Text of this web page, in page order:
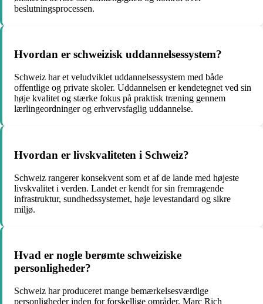
beslutningsprocessen.
Hvordan er schweizisk uddannelsessystem?
Schweiz har et veludviklet uddannelsessystem med både
offentlige og private skoler. Uddannelsen er kendetegnet ved sin
høje kvalitet og stærke fokus på praktisk træning gennem
lærlingeordninger og erhvervsfaglig uddannelse.
Hvordan er livskvaliteten i Schweiz?
Schweiz rangerer konsekvent som et af de lande med højeste
livskvalitet i verden. Landet er kendt for sin fremragende
infrastruktur, sundhedssystemet, høje levestandard og sikre
miljø.
Hvad er nogle berømte schweiziske
personligheder?
Schweiz har produceret mange bemærkelsesværdige
personligheder inden for forskellige områder. Marc Rich